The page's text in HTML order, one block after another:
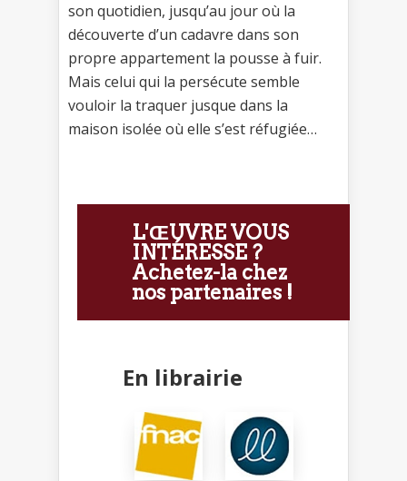
son quotidien, jusqu’au jour où la
découverte d’un cadavre dans son
propre appartement la pousse à fuir.
Mais celui qui la persécute semble
vouloir la traquer jusque dans la
maison isolée où elle s’est réfugiée…
L'ŒUVRE VOUS
INTÉRESSE ?
Achetez-la chez
nos partenaires !
En librairie